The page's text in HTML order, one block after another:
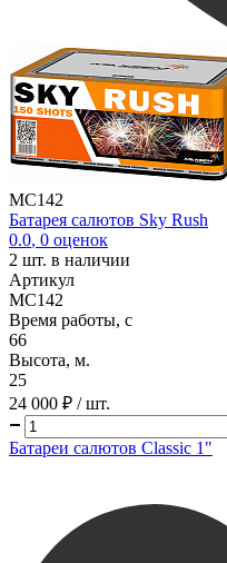
MC142
Батарея салютов Sky Rush
0.0, 0 оценок
2 шт. в наличии
Артикул
MC142
Время работы, с
66
Высота, м.
25
24 000 ₽ / шт.
Батареи салютов Classic 1"